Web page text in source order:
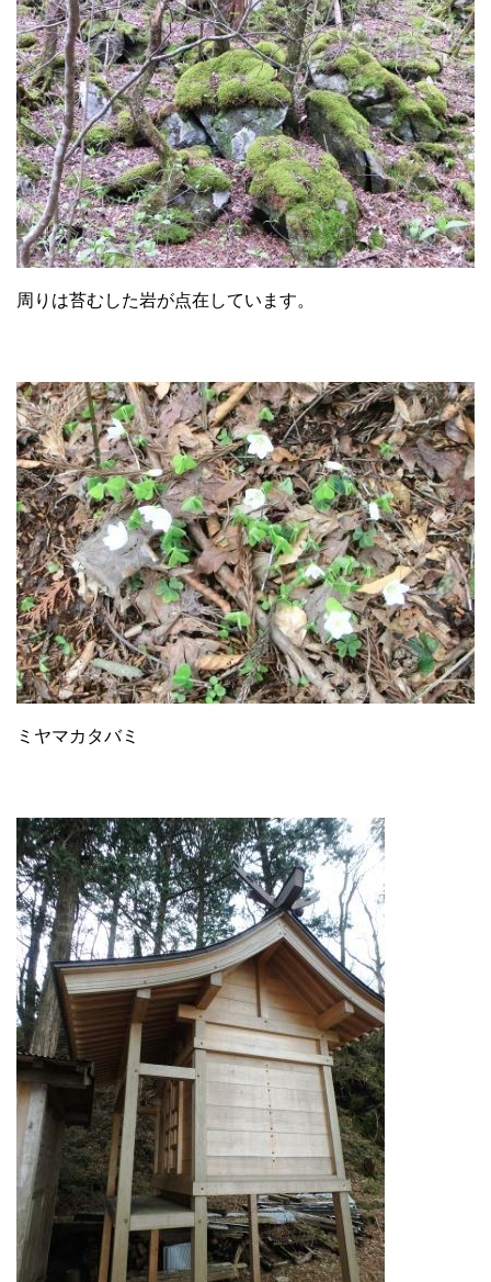
周りは苔むした岩が点在しています。
ミヤマカタバミ